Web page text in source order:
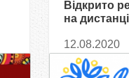
Відкрито
на
татари.
12.08.2020